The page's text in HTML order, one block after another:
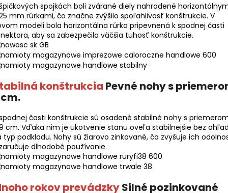
spojkách boli zvárané diely nahradené
mm rúrkami, čo značne zvýšilo spoľahlivosť konštrukcie. V
modeli bola horizontálna rúrka pripevnená k spodnej časti
aby sa zabezpečila väčšia tuhosť konštrukcie.
konštrukcia Pevné nohy s
časti konštrukcie sú osadené stabilné nohy s
cm. Vďaka nim je ukotvenie stanu oveľa stabilnejšie bez
typ podkladu. Nohy sú žiarovo zinkované, čo zvyšuje ich
dlhodobé používanie.
rokov prevádzkySilné pozinkované